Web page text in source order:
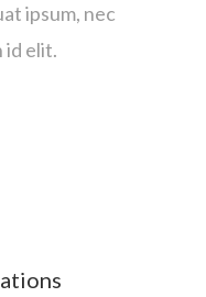
ipsum, nec
id elit.